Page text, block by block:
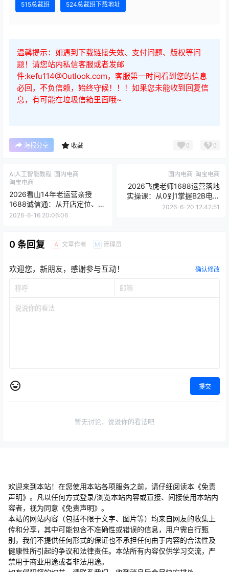
515总裁班 524总裁班下载地址
温馨提示：如遇到下载链接失效、支付问题、版权等问
题！请您站内私信客服或者发邮
件:kefu114@Outlook.com，客服第一时间看到您的信息
必回，不负信赖，始终守候！！！如果您未能收到回复信
息，有可能在垃圾信箱里面哦~
海报分享 收藏 0 0
AI人工智能教程 国内电商
淘宝电商
2026看山14年老运营亲授
1688诚信通：从开店定位、流
量引爆到数字营销、AI提效的
2026-6-16 20:06:06
国内电商 淘宝电商
2026飞虎老师1688运营落地
实操课：从0到1掌握B2B电商
实战全流程
2026-6-20 12:42:51
0 条回复 A 文章作者 M 管理员
欢迎您，新朋友，感谢参与互动！ 确认修改
提交
暂无讨论，说说你的看法吧
欢迎来到本站！在您使用本站各项服务之前，请仔细阅读本《免责
声明》。凡以任何方式登录/浏览本站内容或直接、间接使用本站内
容者，视为同意《免责声明》。
本站的网站内容（包括不限于文字、图片等）均来自网友的收集上
传和分享，其中可能包含不准确性或错误的信息，用户需自行甄
别，我们不提供任何形式的保证也不承担任何由于内容的合法性及
健康性所引起的争议和法律责任。本站所有内容仅供学习交流，严
禁用于商业用途或者非法用途。